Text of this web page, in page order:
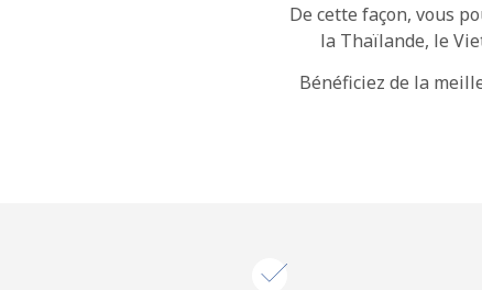
De cette façon, vous
la Thaïlande, le
Bénéficiez de la